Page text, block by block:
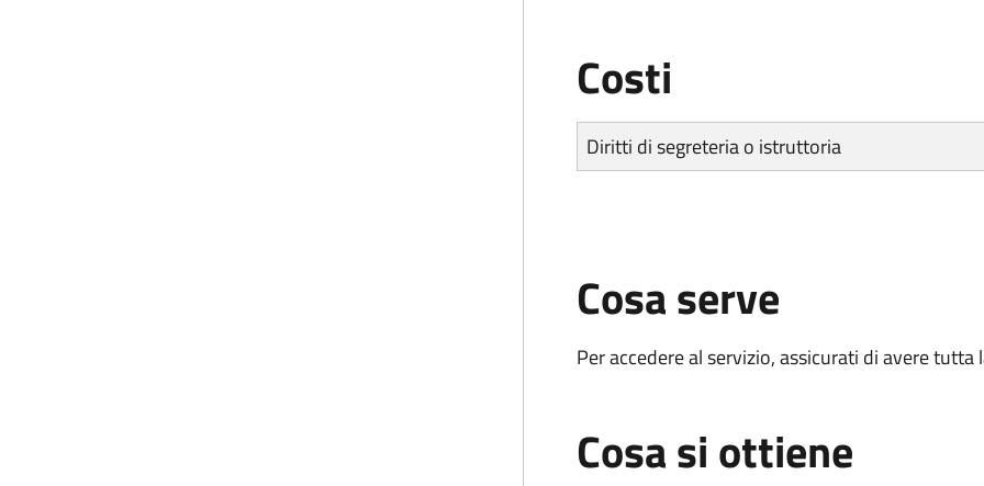
Costi
Diritti di segreteria o istruttoria
Cosa serve
Per accedere al servizio, assicurati di avere
Cosa si ottiene